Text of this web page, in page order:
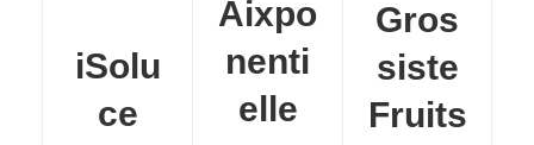
iSolu
ce
Aixpo
nenti
elle
Gros
siste
Fruits